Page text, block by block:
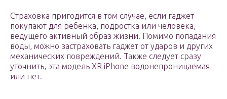
Страховка пригодится в том случае, если гаджет
покупают для ребенка, подростка или человека,
ведущего активный образ жизни. Помимо попадания
воды, можно застраховать гаджет от ударов и других
механических повреждений. Также следует сразу
уточнить, эта модель XR iPhone водонепроницаемая
или нет.